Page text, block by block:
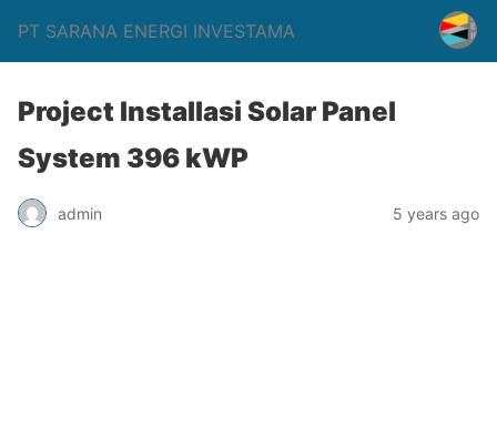
PT SARANA ENERGI INVESTAMA
Project Installasi Solar Panel
System 396 kWP
admin 5 years ago